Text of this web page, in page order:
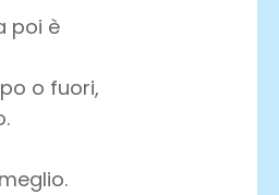
poi è
o fuori,